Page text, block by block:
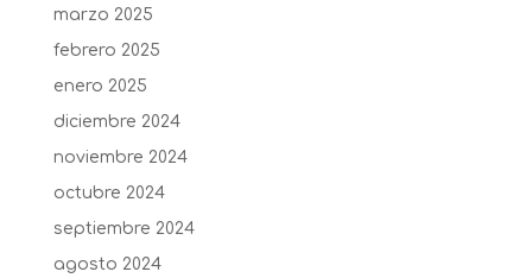
marzo 2025
febrero 2025
enero 2025
diciembre 2024
noviembre 2024
octubre 2024
septiembre 2024
agosto 2024